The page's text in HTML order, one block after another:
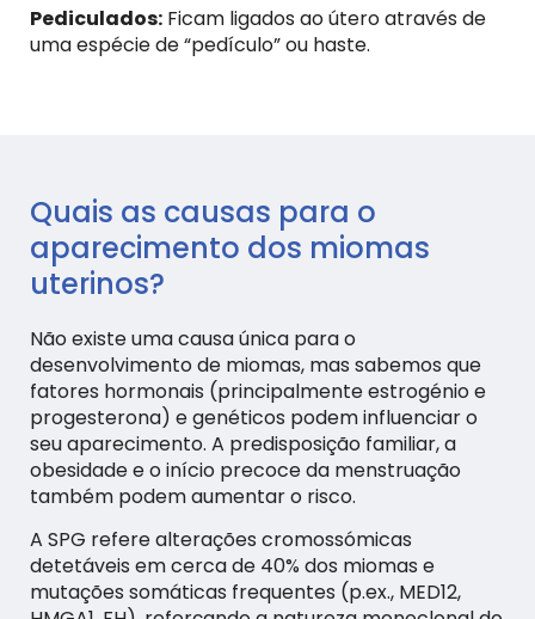
Pediculados: Ficam ligados ao útero através de
uma espécie de “pedículo” ou haste.
Quais as causas para o
aparecimento dos miomas
uterinos?
Não existe uma causa única para o
desenvolvimento de miomas, mas sabemos que
fatores hormonais (principalmente estrogénio e
progesterona) e genéticos podem influenciar o
seu aparecimento. A predisposição familiar, a
obesidade e o início precoce da menstruação
também podem aumentar o risco.
A SPG refere alterações cromossómicas
detetáveis em cerca de 40% dos miomas e
mutações somáticas frequentes (p.ex., MED12,